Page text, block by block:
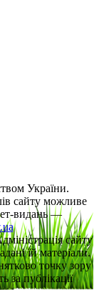
України.
сайту можливе
видань —
сайту
їй матеріали.
точку зору
за публікації